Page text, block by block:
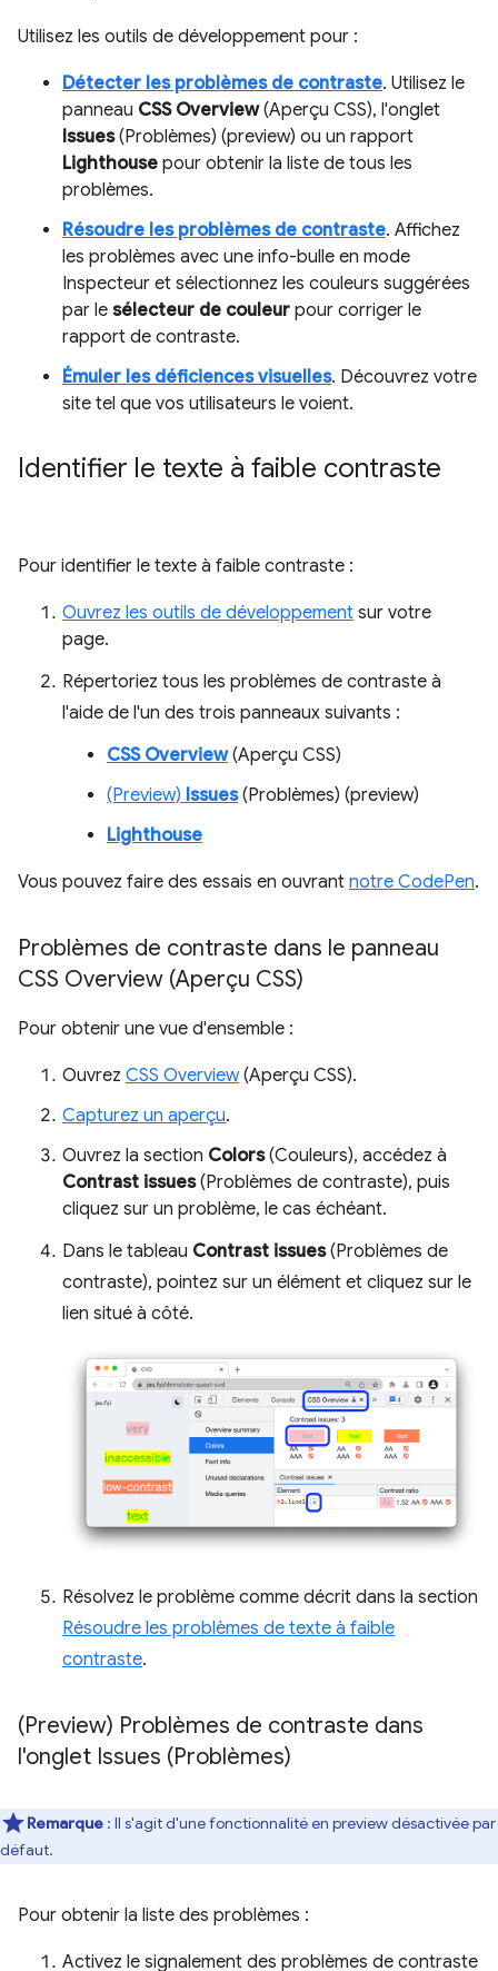
Utilisez les outils de développement pour :
Détecter les problèmes de contraste. Utilisez le
panneau CSS Overview(Aperçu CSS), l'onglet
Issues(Problèmes) (preview) ou un rapport
Lighthouse pour obtenir la liste de tous les
problèmes.
Résoudre les problèmes de contraste. Affichez
les problèmes avec une info-bulle en mode
Inspecteur et sélectionnez les couleurs suggérées
par le sélecteur de couleur pour corriger le
rapport de contraste.
Émuler les déficiences visuelles. Découvrez votre
site tel que vos utilisateurs le voient.
Identifier le texte à faible contraste
Pour identifier le texte à faible contraste :
Ouvrez les outils de développement sur votre
page.
Répertoriez tous les problèmes de contraste à
l'aide de l'un des trois panneaux suivants :
CSS Overview(Aperçu CSS)
(Preview) Issues(Problèmes) (preview)
Lighthouse
Vous pouvez faire des essais en ouvrant notre CodePen.
Problèmes de contraste dans le panneau
CSS Overview (Aperçu CSS)
Pour obtenir une vue d'ensemble :
Ouvrez CSS Overview(Aperçu CSS).
Capturez un aperçu.
Ouvrez la section Colors(Couleurs), accédez à
Contrast issues(Problèmes de contraste), puis
cliquez sur un problème, le cas échéant.
Dans le tableau Contrast issues(Problèmes de
contraste), pointez sur un élément et cliquez sur le
lien situé à côté.
Résolvez le problème comme décrit dans la section
Résoudre les problèmes de texte à faible
contraste.
(Preview) Problèmes de contraste dans
l'onglet Issues (Problèmes)
Remarque : Il s'agit d'une fonctionnalité en preview désactivée par
défaut.
Pour obtenir la liste des problèmes :
Activez le signalement des problèmes de contraste